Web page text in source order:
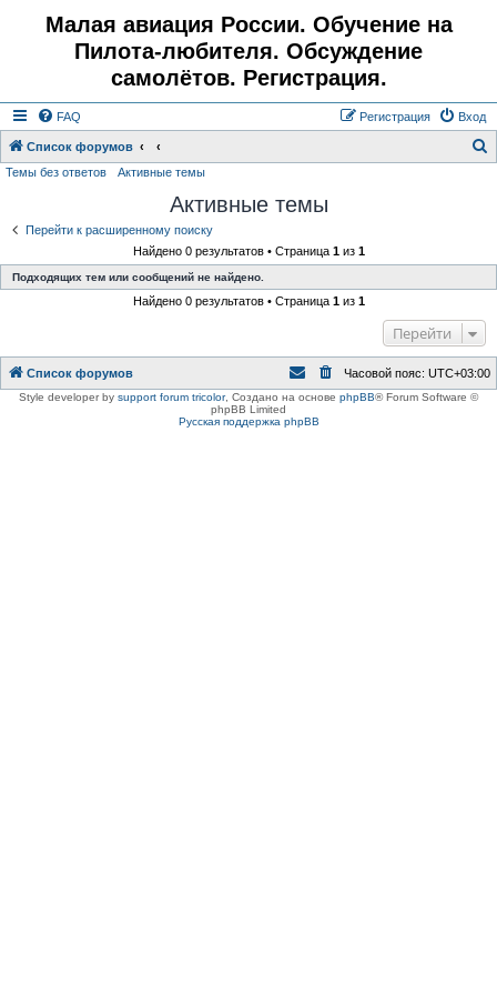
Малая авиация России. Обучение на
Пилота-любителя. Обсуждение
самолётов. Регистрация.
FAQ Вход
Регистрация
Список форумов
Темы без ответов Активные темы
Активные темы
Перейти к расширенному поиску
Найдено 0 результатов • Страница 1из 1
Подходящих тем или сообщений не найдено.
Найдено 0 результатов • Страница 1из 1
Перейти
Список форумов Часовой пояс: UTC+03:00
Style developer by support forum tricolor, Создано на основе phpBB® Forum Software ©
phpBB Limited
Русская поддержка phpBB